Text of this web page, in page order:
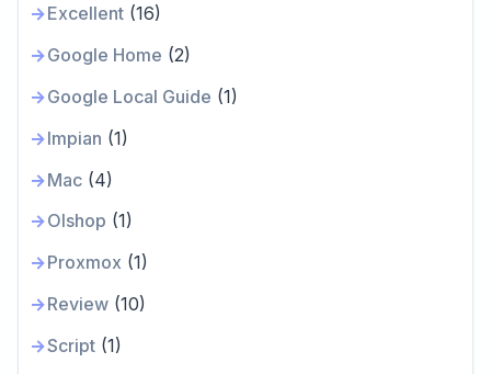
Excellent(16)
Google Home (2)
Google Local Guide (1)
Impian (1)
Mac(4)
Olshop (1)
Proxmox (1)
Review(10)
Script(1)